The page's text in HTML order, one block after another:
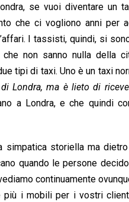
se vuoi diventare un
che ci vogliono anni per
I tassisti, quindi, si
non sanno nulla della
tipi di taxi. Uno è un taxi
Londra, ma è lieto di
a Londra, e che quindi
simpatica storiella ma
quando le persone
continuamente
i mobili per i vostri